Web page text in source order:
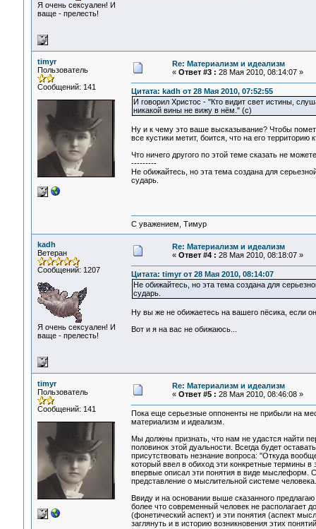
Я очень сексуален! И
ваще - прелесть!
timyr
Пользователь
Сообщений: 141
Re: Материализм и идеализм
« Ответ #3 : 28 Мая 2010, 08:14:07 »
Цитата: kadh от 28 Мая 2010, 07:52:55
И говорил Христос - "Кто видит свет истины,
никакой вины не вижу в нём." (с)
Ну и к чему это ваше высказывание? Чтобы
все кустики метит, боится, что на его территорию
Что ничего другого по этой теме сказать не
---------
Не обижайтесь, но эта тема создана для
сударь.
С уважением, Тимур
kadh
Ветеран
Сообщений: 1207
Я очень сексуален! И
ваще - прелесть!
Re: Материализм и идеализм
« Ответ #4 : 28 Мая 2010, 08:18:07 »
Цитата: timyr от 28 Мая 2010, 08:14:07
Не обижайтесь, но эта тема создана для
сударь.
Ну вы же не обижаетесь на вашего пёсика, если
Вот и я на вас не обижаюсь...
timyr
Пользователь
Сообщений: 141
Re: Материализм и идеализм
« Ответ #5 : 28 Мая 2010, 08:46:08 »
Пока еще серьезные оппоненты не прибыли на
материализм и идеализм.
Мы должны признать, что нам не удастся найти
половинок этой дуальности. Всегда будет
присутствовать незнание вопроса: "Откуда
который ввел в обиход эти конкретные термины в
впервые описал эти понятия в виде мыслеформ.
представление о мыслительной системе человека.
Ввиду и на основании выше сказанного
более что современный человек не располагает
(фонетический аспект) и эти понятия (аспект
заглянуть и в историю возникновения этих